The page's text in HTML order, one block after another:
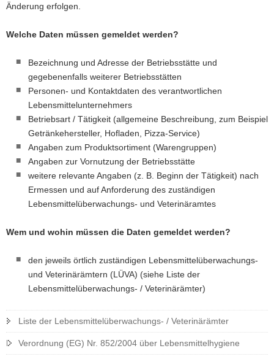
Änderung erfolgen.
Welche Daten müssen gemeldet werden?
Bezeichnung und Adresse der Betriebsstätte und
gegebenenfalls weiterer Betriebsstätten
Personen- und Kontaktdaten des verantwortlichen
Lebensmittelunternehmers
Betriebsart / Tätigkeit (allgemeine Beschreibung, zum Beispiel
Getränkehersteller, Hofladen, Pizza-Service)
Angaben zum Produktsortiment (Warengruppen)
Angaben zur Vornutzung der Betriebsstätte
weitere relevante Angaben (z. B. Beginn der Tätigkeit) nach
Ermessen und auf Anforderung des zuständigen
Lebensmittelüberwachungs- und Veterinäramtes
Wem und wohin müssen die Daten gemeldet werden?
den jeweils örtlich zuständigen Lebensmittelüberwachungs-
und Veterinärämtern (LÜVA) (siehe Liste der
Lebensmittelüberwachungs- / Veterinärämter)
Liste der Lebensmittelüberwachungs- / Veterinärämter
Verordnung (EG) Nr. 852/2004 über Lebensmittelhygiene